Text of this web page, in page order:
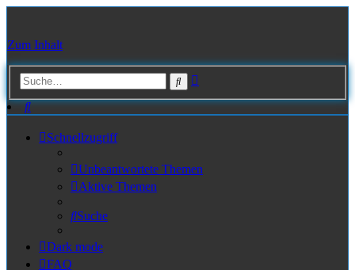
Zum Inhalt
Suche
Suche
Schnellzugriff
Unbeantwortete Themen
Aktive Themen
Suche
Dark mode
FAQ